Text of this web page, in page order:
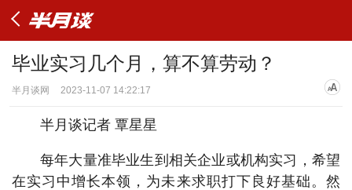
毕业实习几个月，算不算劳动？
半月谈网 2023-11-07 14:22:17
半月谈记者 覃星星
每年大量准毕业生到相关企业或机构实习，希望
在实习中增长本领，为未来求职打下良好基础。然